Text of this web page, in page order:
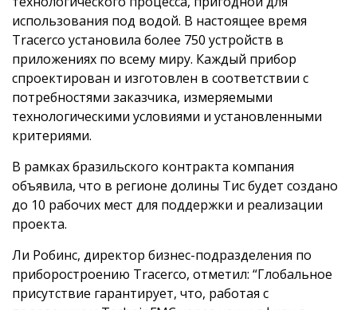
использования под водой. В настоящее время
Tracerco установила более 750 устройств в
приложениях по всему миру. Каждый прибор
спроектирован и изготовлен в соответствии с
потребностями заказчика, измеряемыми
технологическими условиями и установленными
критериями.
В рамках бразильского контракта компания
объявила, что в регионе долины Тис будет создано
до 10 рабочих мест для поддержки и реализации
проекта.
Ли Робинс, директор бизнес-подразделения по
приборостроению Tracerco, отметил: “Глобальное
присутствие гарантирует, что, работая с